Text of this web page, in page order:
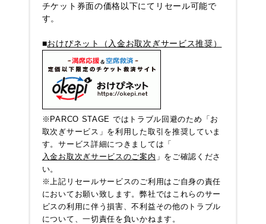
チケット券面の価格以下にてリセール可能で
す。
■おけぴネット（入金お取次ぎサービス推奨）
※PARCO STAGE ではトラブル回避のため「お
取次ぎサービス」を利用した取引を推奨していま
す。サービス詳細につきましては「
入金お取次ぎサービスのご案内 」をご確認くださ
い。
※上記リセールサービスのご利用はご自身の責任
においてお願い致します。弊社ではこれらのサー
ビスの利用に伴う損害、不利益その他のトラブル
について、一切責任を負いかねます。